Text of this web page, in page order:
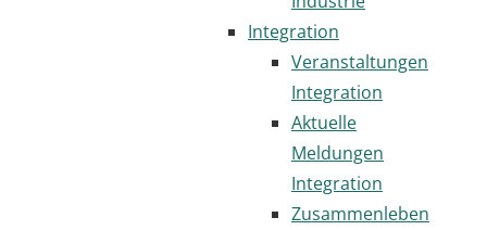
Integration
Veranstaltungen
Integration
Aktuelle
Meldungen
Integration
Zusammenleben